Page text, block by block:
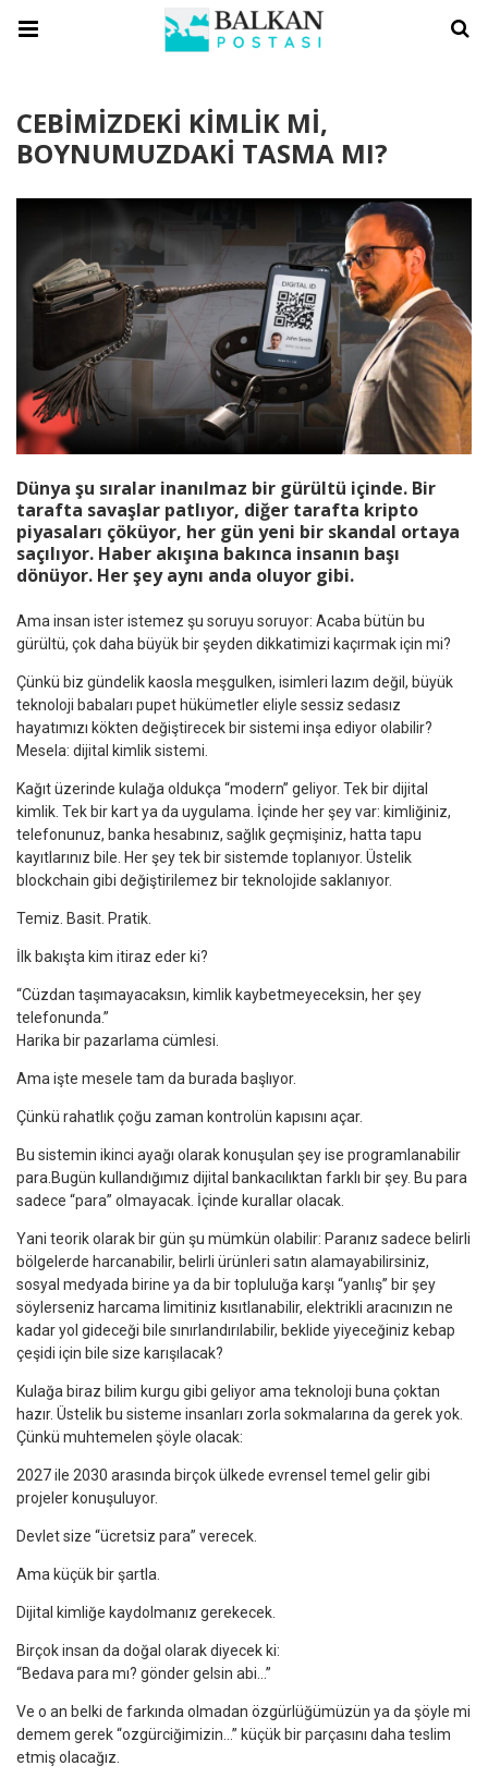
CEBİMİZDEKİ KİMLİK Mİ,
BOYNUMUZDAKİ TASMA MI?
Dünya şu sıralar inanılmaz bir gürültü içinde. Bir
tarafta savaşlar patlıyor, diğer tarafta kripto
piyasaları çöküyor, her gün yeni bir skandal ortaya
saçılıyor. Haber akışına bakınca insanın başı
dönüyor. Her şey aynı anda oluyor gibi.
Ama insan ister istemez şu soruyu soruyor: Acaba bütün bu
gürültü, çok daha büyük bir şeyden dikkatimizi kaçırmak için mi?
Çünkü biz gündelik kaosla meşgulken, isimleri lazım değil, büyük
teknoloji babaları pupet hükümetler eliyle sessiz sedasız
hayatımızı kökten değiştirecek bir sistemi inşa ediyor olabilir?
Mesela: dijital kimlik sistemi.
Kağıt üzerinde kulağa oldukça “modern” geliyor. Tek bir dijital
kimlik. Tek bir kart ya da uygulama. İçinde her şey var: kimliğiniz,
telefonunuz, banka hesabınız, sağlık geçmişiniz, hatta tapu
kayıtlarınız bile. Her şey tek bir sistemde toplanıyor. Üstelik
blockchain gibi değiştirilemez bir teknolojide saklanıyor.
Temiz. Basit. Pratik.
İlk bakışta kim itiraz eder ki?
“Cüzdan taşımayacaksın, kimlik kaybetmeyeceksin, her şey
telefonunda.”
Harika bir pazarlama cümlesi.
Ama işte mesele tam da burada başlıyor.
Çünkü rahatlık çoğu zaman kontrolün kapısını açar.
Bu sistemin ikinci ayağı olarak konuşulan şey ise programlanabilir
para.Bugün kullandığımız dijital bankacılıktan farklı bir şey. Bu para
sadece “para” olmayacak. İçinde kurallar olacak.
Yani teorik olarak bir gün şu mümkün olabilir: Paranız sadece belirli
bölgelerde harcanabilir, belirli ürünleri satın alamayabilirsiniz,
sosyal medyada birine ya da bir topluluğa karşı “yanlış” bir şey
söylerseniz harcama limitiniz kısıtlanabilir, elektrikli aracınızın ne
kadar yol gideceği bile sınırlandırılabilir, beklide yiyeceğiniz kebap
çeşidi için bile size karışılacak?
Kulağa biraz bilim kurgu gibi geliyor ama teknoloji buna çoktan
hazır. Üstelik bu sisteme insanları zorla sokmalarına da gerek yok.
Çünkü muhtemelen şöyle olacak:
2027 ile 2030 arasında birçok ülkede evrensel temel gelir gibi
projeler konuşuluyor.
Devlet size “ücretsiz para” verecek.
Ama küçük bir şartla.
Dijital kimliğe kaydolmanız gerekecek.
Birçok insan da doğal olarak diyecek ki:
“Bedava para mı? gönder gelsin abi…”
Ve o an belki de farkında olmadan özgürlüğümüzün ya da şöyle mi
demem gerek “ozgürciğimizin…” küçük bir parçasını daha teslim
etmiş olacağız.